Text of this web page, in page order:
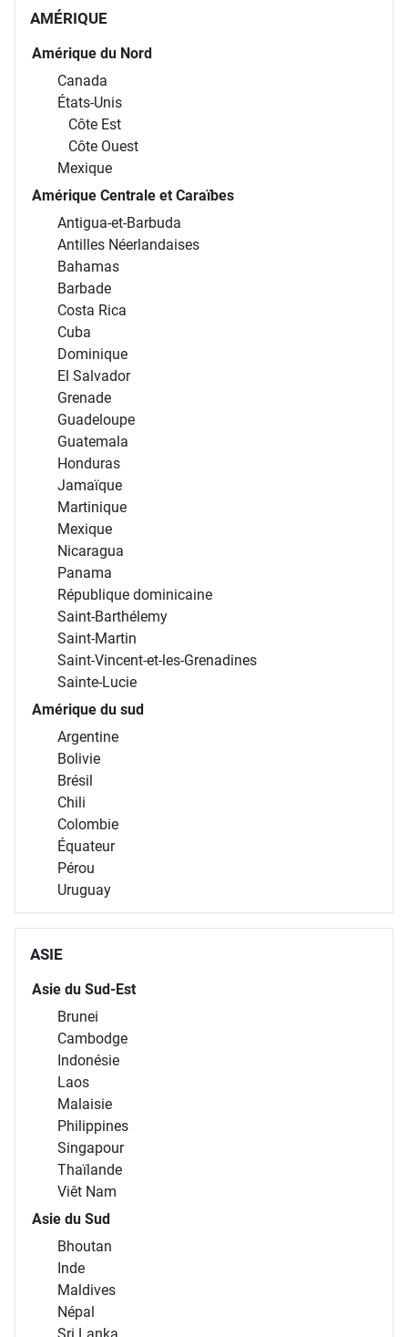
AMÉRIQUE
Amérique du Nord
Canada
États-Unis
Côte Est
Côte Ouest
Mexique
Amérique Centrale et Caraïbes
Antigua-et-Barbuda
Antilles Néerlandaises
Bahamas
Barbade
Costa Rica
Cuba
Dominique
El Salvador
Grenade
Guadeloupe
Guatemala
Honduras
Jamaïque
Martinique
Mexique
Nicaragua
Panama
République dominicaine
Saint-Barthélemy
Saint-Martin
Saint-Vincent-et-les-Grenadines
Sainte-Lucie
Amérique du sud
Argentine
Bolivie
Brésil
Chili
Colombie
Équateur
Pérou
Uruguay
ASIE
Asie du Sud-Est
Brunei
Cambodge
Indonésie
Laos
Malaisie
Philippines
Singapour
Thaïlande
Viêt Nam
Asie du Sud
Bhoutan
Inde
Maldives
Népal
Sri Lanka